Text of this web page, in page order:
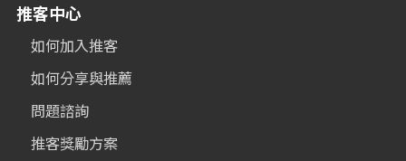
推客中心
如何加入推客
如何分享與推薦
問題諮詢
推客獎勵方案